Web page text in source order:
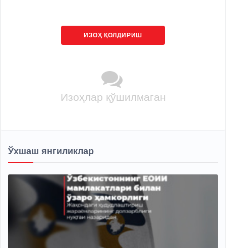
ИЗОҲ ҚОЛДИРИШ
Изоҳлар қўшилмаган
Ўхшаш янгиликлар